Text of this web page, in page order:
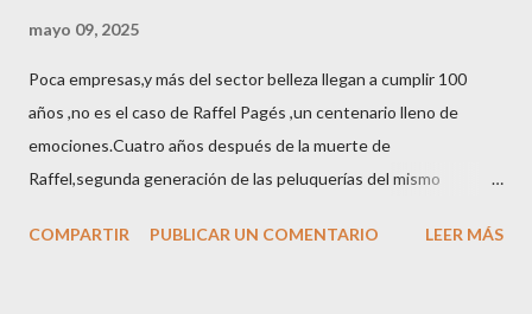
mayo 09, 2025
Poca empresas,y más del sector belleza llegan a cumplir 100
años ,no es el caso de Raffel Pagés ,un centenario lleno de
emociones.Cuatro años después de la muerte de
Raffel,segunda generación de las peluquerías del mismo
sector en una cena de reconocimiento.Sus hijas Carolina (CEO
COMPARTIR PUBLICAR UN COMENTARIO LEER MÁS